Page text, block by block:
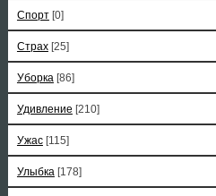
Спорт [0]
Страх [25]
Уборка [86]
Удивление [210]
Ужас [115]
Улыбка [178]